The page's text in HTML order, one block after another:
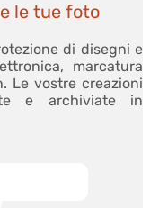
le tue foto
di disegni e
marcatura
Le vostre creazioni
e archiviate in